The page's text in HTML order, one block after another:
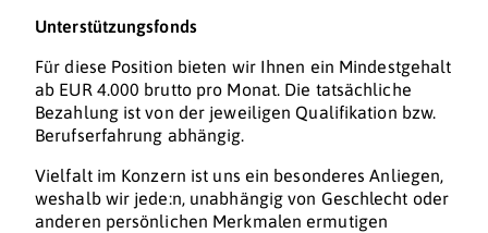
Unterstützungsfonds
Für diese Position bieten wir Ihnen ein Mindestgehalt
ab EUR 4.000 brutto pro Monat. Die tatsächliche
Bezahlung ist von der jeweiligen Qualifikation bzw.
Berufserfahrung abhängig.
Vielfalt im Konzern ist uns ein besonderes Anliegen,
weshalb wir jede:n, unabhängig von Geschlecht oder
anderen persönlichen Merkmalen ermutigen